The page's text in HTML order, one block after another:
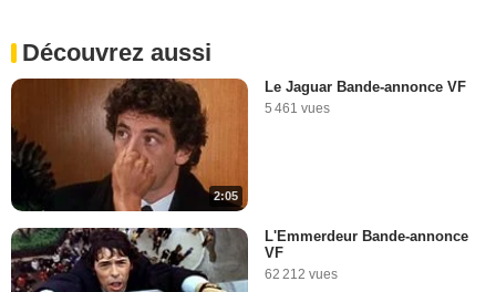
Découvrez aussi
2:05
Le Jaguar Bande-annonce VF
5 461 vues
L'Emmerdeur Bande-annonce
VF
62 212 vues